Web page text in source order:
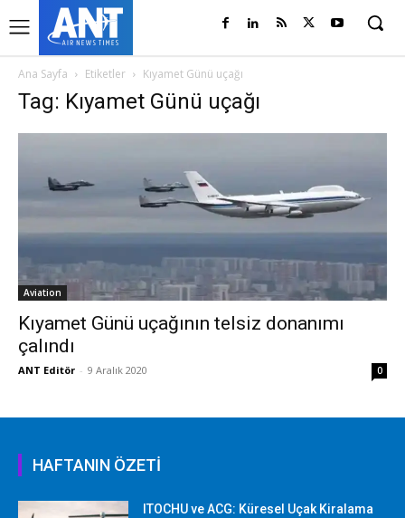
Ana Sayfa Etiketler Kıyamet Günü uçağı
Tag: Kıyamet Günü uçağı
Aviation
Kıyamet Günü uçağının telsiz donanımı
çalındı
ANT Editör - 9 Aralık 2020 0
HAFTANIN ÖZETİ
ITOCHU ve ACG: Küresel Uçak Kiralama